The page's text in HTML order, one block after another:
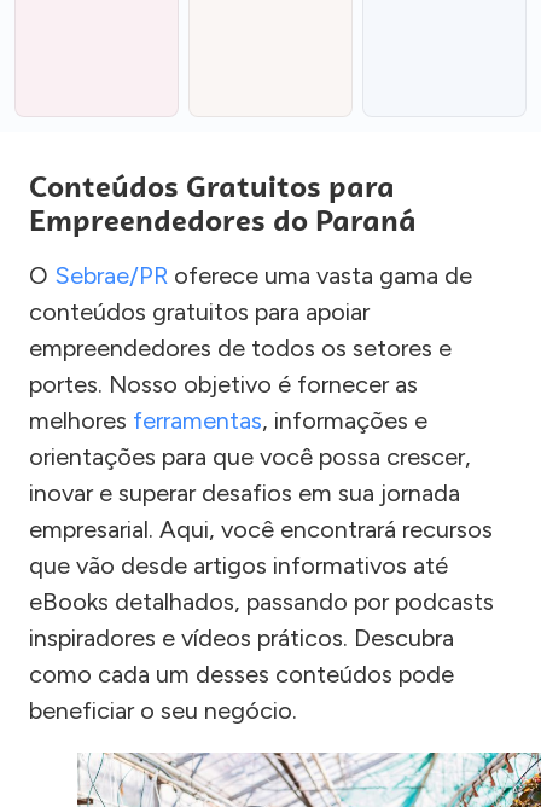
Conteúdos Gratuitos para
Empreendedores do Paraná
O Sebrae/PR oferece uma vasta gama de
conteúdos gratuitos para apoiar
empreendedores de todos os setores e
portes. Nosso objetivo é fornecer as
melhores ferramentas, informações e
orientações para que você possa crescer,
inovar e superar desafios em sua jornada
empresarial. Aqui, você encontrará recursos
que vão desde artigos informativos até
eBooks detalhados, passando por podcasts
inspiradores e vídeos práticos. Descubra
como cada um desses conteúdos pode
beneficiar o seu negócio.